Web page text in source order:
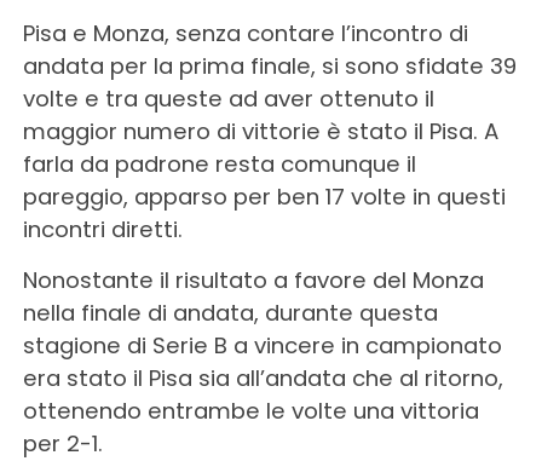
Pisa e Monza, senza contare l’incontro di
andata per la prima finale, si sono sfidate 39
volte e tra queste ad aver ottenuto il
maggior numero di vittorie è stato il Pisa. A
farla da padrone resta comunque il
pareggio, apparso per ben 17 volte in questi
incontri diretti.
Nonostante il risultato a favore del Monza
nella finale di andata, durante questa
stagione di Serie B a vincere in campionato
era stato il Pisa sia all’andata che al ritorno,
ottenendo entrambe le volte una vittoria
per 2-1.